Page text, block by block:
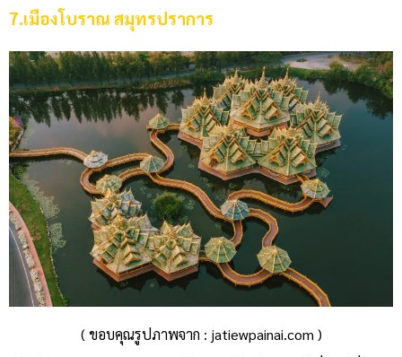
7.เมืองโบราณ สมุทรปราการ
( ขอบคุณรูปภาพจาก : jatiewpainai.com )